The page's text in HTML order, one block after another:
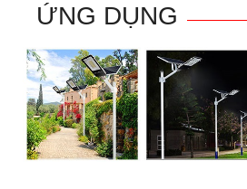
ỨNG DỤNG